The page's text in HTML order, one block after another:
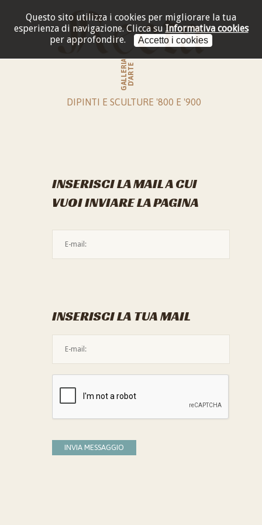
Questo sito utilizza i cookies per migliorare la tua
esperienza di navigazione. Clicca su Informativa cookies
per approfondire.
Accetto i cookies
GALLERIAD'ARTE
DIPINTI E SCULTURE '800 E '900
INSERISCI LA MAIL A CUI
VUOI INVIARE LA PAGINA
INSERISCI LA TUA MAIL
INVIA MESSAGGIO